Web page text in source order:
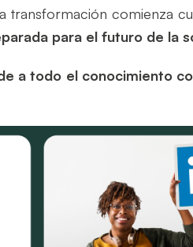
transformación comienza
para el futuro de la
a todo el conocimiento